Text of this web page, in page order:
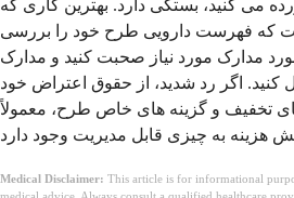
می کنید، بستگی دارد. بهترین کاری که
است که فهرست دارویی طرح خود را بررسی
مدارک مورد نیاز صحبت کنید و مدارک
کنید. اگر رد شدید، از حقوق اعتراض خود
تخفیف و گزینه های خاص طرح، معمولاً
Medical Disclaimer: This article is for informational